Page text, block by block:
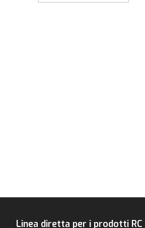
Linea diretta per i prodotti RC